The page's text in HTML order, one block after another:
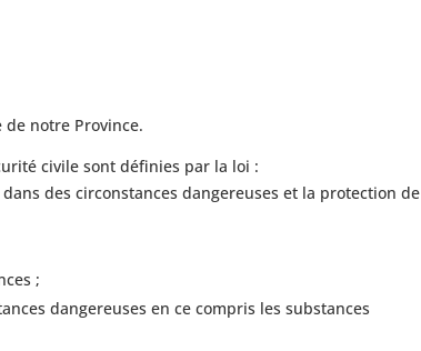
notre Province.
civile sont définies par la loi :
des circonstances dangereuses et la protection de
;
dangereuses en ce compris les substances